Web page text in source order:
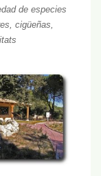
de especies
cigüeñas,